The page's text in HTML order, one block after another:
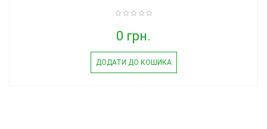
0 грн.
ДОДАТИ ДО КОШИКА